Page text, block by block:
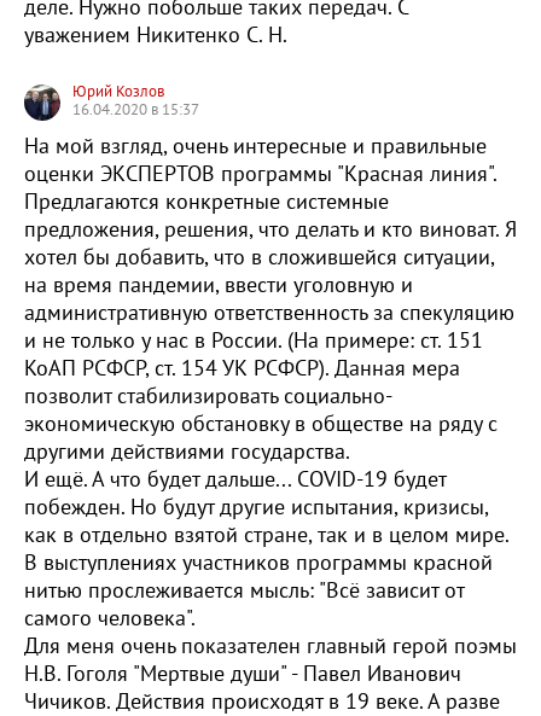
деле. Нужно побольше таких передач. С
уважением Никитенко С. Н.
Юрий Козлов
16.04.2020 в 15:37
На мой взгляд, очень интересные и правильные
оценки ЭКСПЕРТОВ программы "Красная линия".
Предлагаются конкретные системные
предложения, решения, что делать и кто виноват. Я
хотел бы добавить, что в сложившейся ситуации,
на время пандемии, ввести уголовную и
административную ответственность за спекуляцию
и не только у нас в России. (На примере: ст. 151
КоАП РСФСР, ст. 154 УК РСФСР). Данная мера
позволит стабилизировать социально-
экономическую обстановку в обществе на ряду с
другими действиями государства.
И ещё. А что будет дальше... COVID-19 будет
побежден. Но будут другие испытания, кризисы,
как в отдельно взятой стране, так и в целом мире.
В выступлениях участников программы красной
нитью прослеживается мысль: "Всё зависит от
самого человека".
Для меня очень показателен главный герой поэмы
Н.В. Гоголя "Мертвые души" - Павел Иванович
Чичиков. Действия происходят в 19 веке. А разве